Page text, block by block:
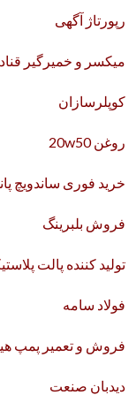
رپورتاژ آگهی
میکسر و خمیرگیر
کوپلرسازان
روغن 20w50
خرید فوری ساندویچ
فروش بلبرینگ
تولید کننده پالت
فولاد سامه
فروش و تعمیر پمپ
دیدبان صنعت